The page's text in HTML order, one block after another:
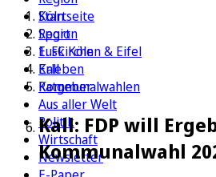
Köln
Sport
1. FC Köln
Erleben
Ratgeber
Aus aller Welt
Politik
Wirtschaft
Newsletter
Startseite
Region
Euskirchen & Eifel
Kall
Kommunalwahlen
Kall: FDP will
Kommunalwahl